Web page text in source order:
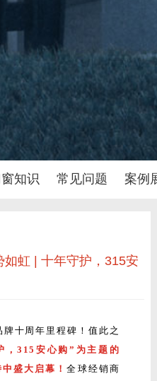
知识 常见问题 案例
虹 | 十年守护，315安
十周年里程碑！值此之
，315安心购”为主题的
盛大启幕！全球经销商